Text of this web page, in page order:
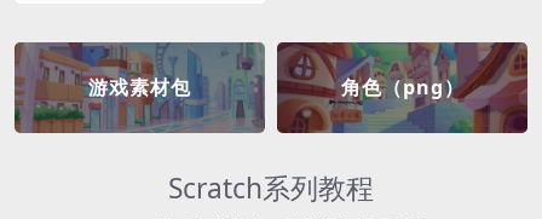
游戏素材包 角色（png）
Scratch系列教程